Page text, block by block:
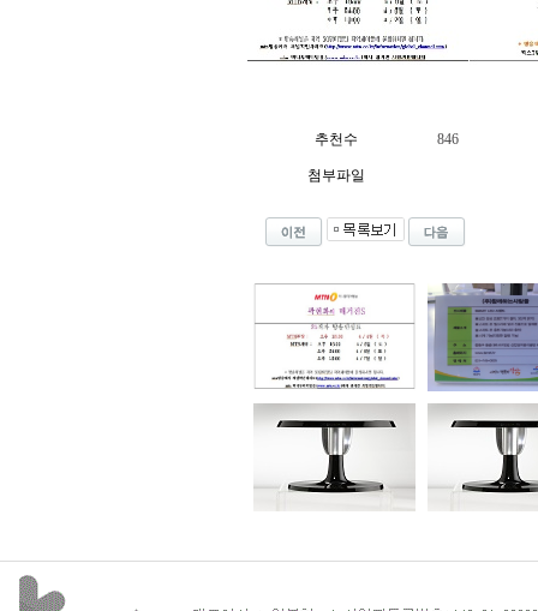
추천수 846
첨부파일